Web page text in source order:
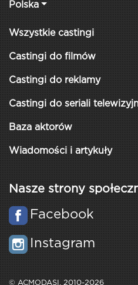
Polska
Wszystkie castingi
Castingi do filmów
Castingi do reklamy
Castingi do seriali
Baza aktorów
Wiadomości i artykuły
Nasze strony
Facebook
Instagram
© ACMODASI, 2010-2026